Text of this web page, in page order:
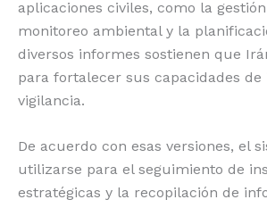
aplicaciones civiles, como la
monitoreo ambiental y la
diversos informes sostienen que
para fortalecer sus capacidades de
vigilancia.
De acuerdo con esas versiones, el
utilizarse para el seguimiento de
estratégicas y la recopilación de